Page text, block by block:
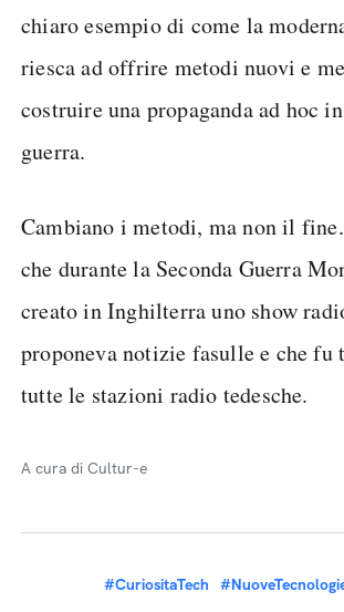
chiaro esempio di come la
riesca ad offrire metodi nuovi e
costruire una propaganda ad hoc
guerra.
Cambiano i metodi, ma non il
che durante la Seconda Guerra
creato in Inghilterra uno show
proponeva notizie fasulle e che fu
tutte le stazioni radio tedesche.
A cura di Cultur-e
#CuriositaTech